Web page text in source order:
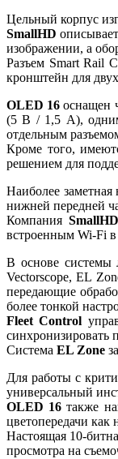
Цельный корпус
SmallHD
изображении, а
Разъем Smart Rail
кронштейн для
OLED 16 оснащен
(5 В / 1,5 А),
отдельным
Кроме того,
решением для
Наиболее
нижней передней
КомпанияSmallHD
встроенным Wi-Fi в
В основе системы
Vectorscope, EL
передающие
более тонкой
Fleet Control
синхронизировать
Система EL Zone
Для работы с
универсальный
OLED 16 также
цветопередачи как
Настоящая 10-
просмотра на